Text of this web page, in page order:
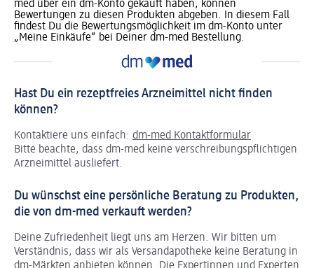
med über ein dm-Konto gekauft haben, können
Bewertungen zu diesen Produkten abgeben. In diesem Fall
findest Du die Bewertungsmöglichkeit im dm-Konto unter
„Meine Einkäufe“ bei Deiner dm-med Bestellung.
Hast Du ein rezeptfreies Arzneimittel nicht finden
können?
Kontaktiere uns einfach: dm-med Kontaktformular
Bitte beachte, dass dm-med keine verschreibungspflichtigen
Arzneimittel ausliefert.
Du wünschst eine persönliche Beratung zu Produkten,
die von dm-med verkauft werden?
Deine Zufriedenheit liegt uns am Herzen. Wir bitten um
Verständnis, dass wir als Versandapotheke keine Beratung in
dm-Märkten anbieten können. Die Expertinnen und Experten